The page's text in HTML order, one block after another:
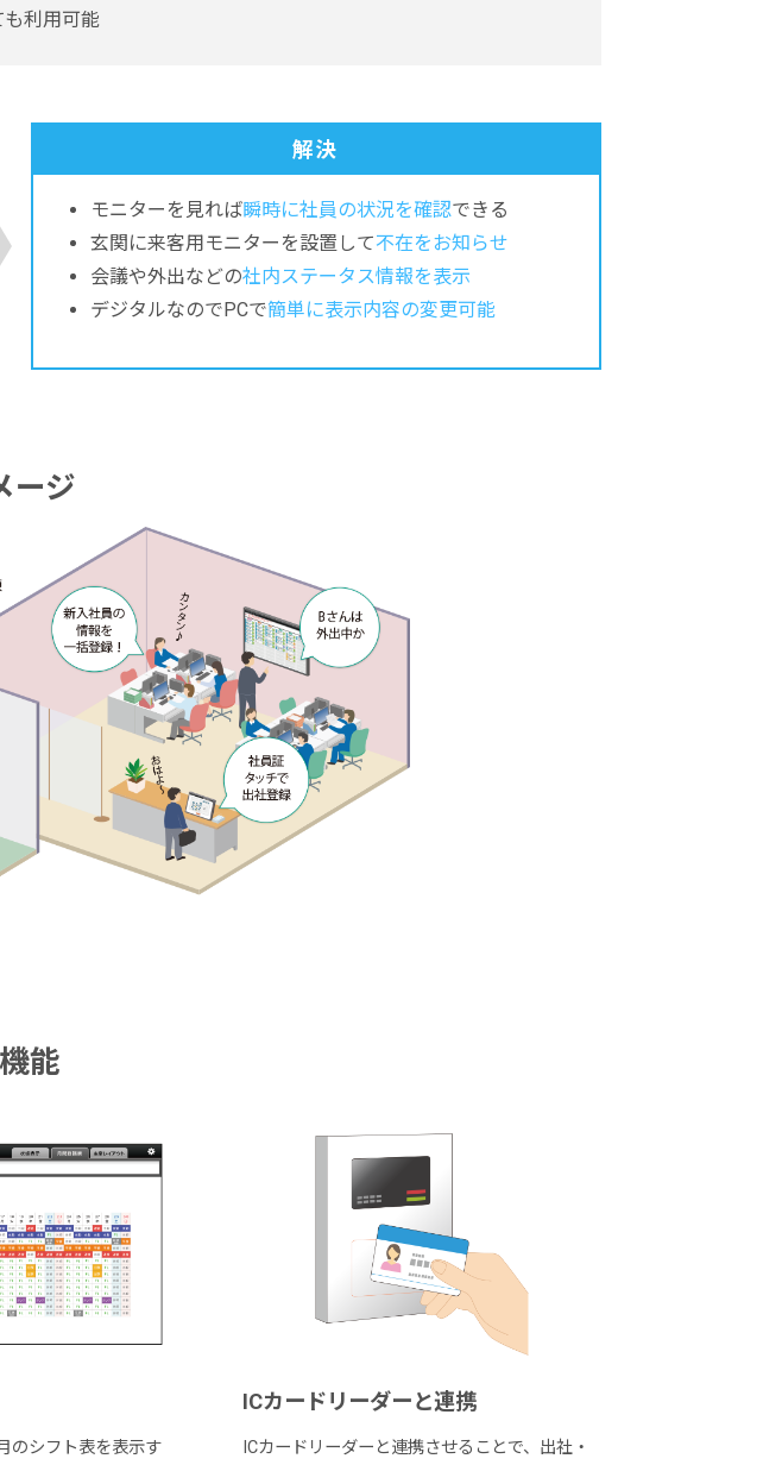
利用可能
解決
モニターを見れば瞬時に社員の状況を確認できる
玄関に来客用モニターを設置して不在をお知らせ
会議や外出などの社内ステータス情報を表示
デジタルなのでPCで簡単に表示内容の変更可能
ージ
能
のシフト表を表示す
ICカードリーダーと連携
ICカードリーダーと連携させることで、出社・